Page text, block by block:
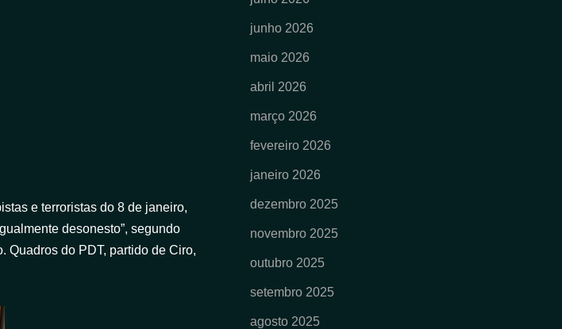
e terroristas do 8 de janeiro,
desonesto”, segundo
Quadros do PDT, partido de Ciro,
junho 2026
maio 2026
abril 2026
março 2026
fevereiro 2026
janeiro 2026
dezembro 2025
novembro 2025
outubro 2025
setembro 2025
agosto 2025